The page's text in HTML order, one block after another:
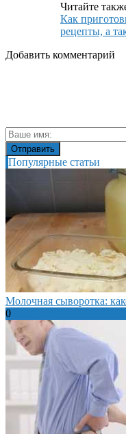
Читайте
Как
рецепты, а
Добавить комментарий
Популярные статьи
Молочная сыворотка:
0